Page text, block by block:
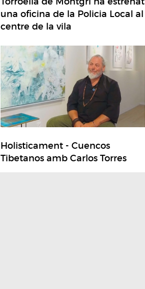
una oficina de la Policia Local al
centre de la vila
Holisticament - Cuencos
Tibetanos amb Carlos Torres